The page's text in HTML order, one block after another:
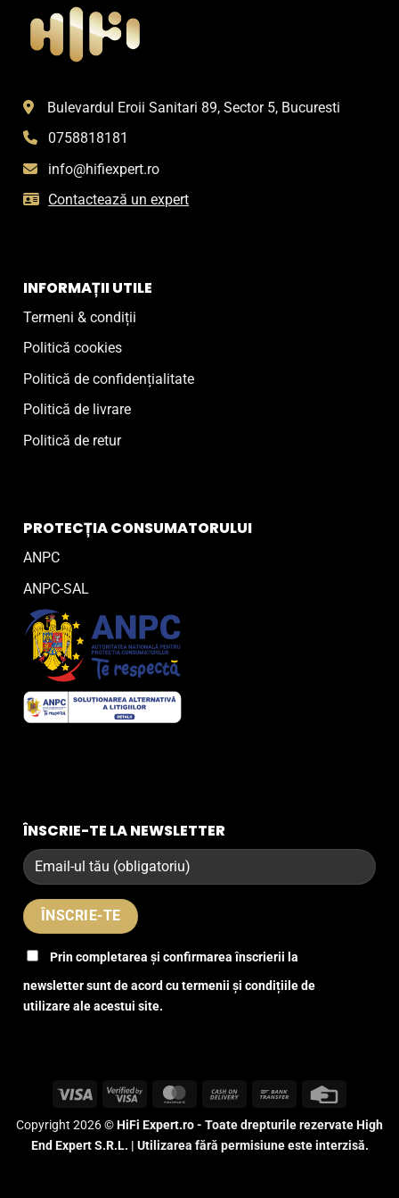
Bulevardul Eroii Sanitari 89, Sector 5, Bucuresti
0758818181
info@hifiexpert.ro
Contactează un expert
INFORMAȚII UTILE
Termeni & condiții
Politică cookies
Politică de confidențialitate
Politică de livrare
Politică de retur
PROTECȚIA CONSUMATORULUI
ANPC
ANPC-SAL
ÎNSCRIE-TE LA NEWSLETTER
Prin completarea și confirmarea înscrierii la
newsletter sunt de acord cu termenii și condițiile de
utilizare ale acestui site.
Visa
Visa
MasterCardCash
Delivery
Bank
Copyright 2026 ©HiFi Expert.ro - Toate drepturile rezervate High
End Expert S.R.L. | Utilizarea fără permisiune este interzisă.